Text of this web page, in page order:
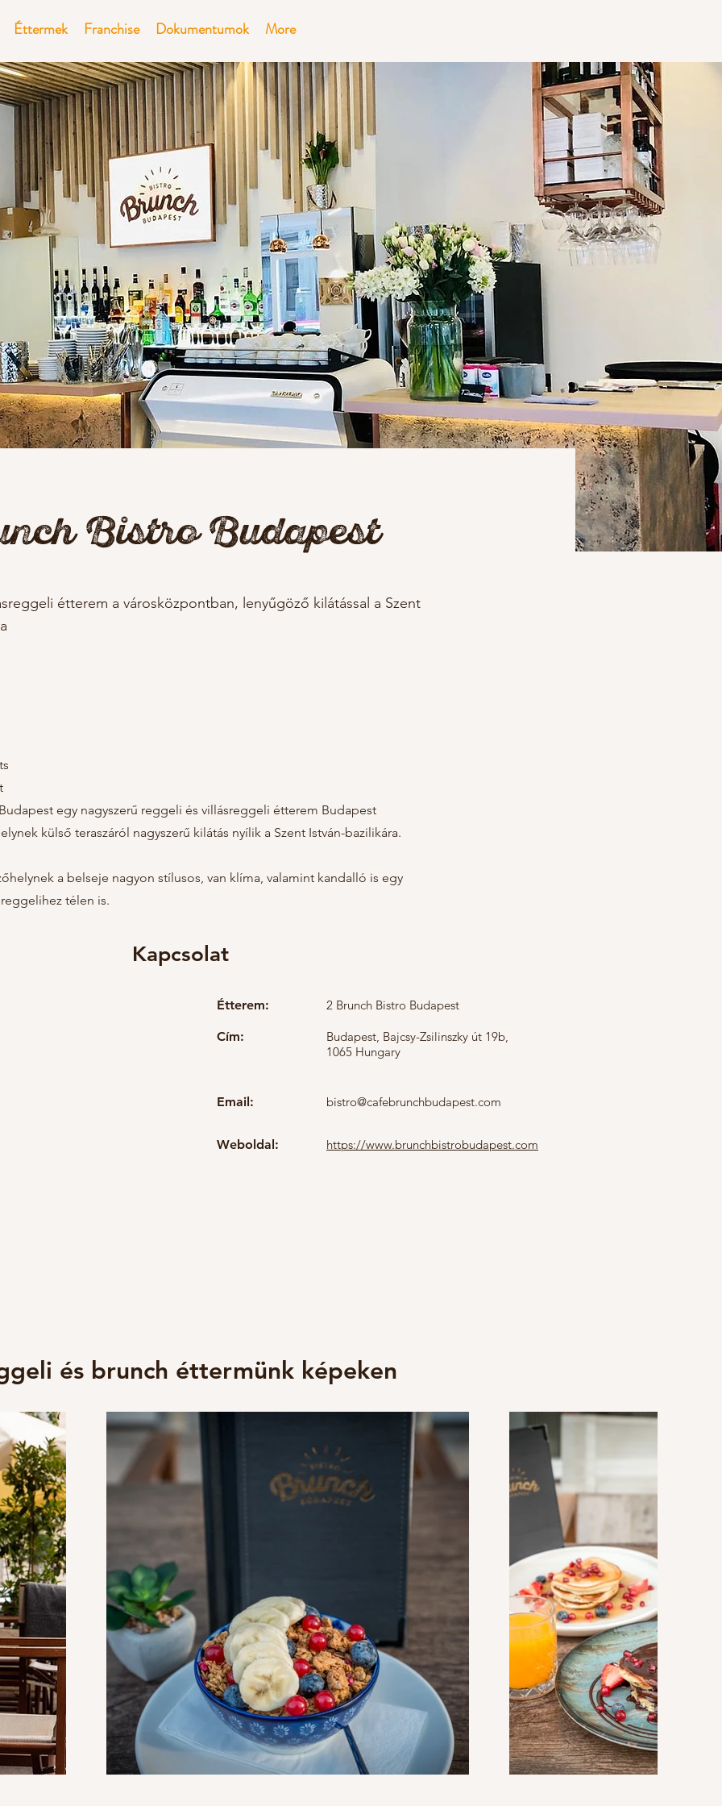
Éttermek Franchise Dokumentumok More
Bistro Budapest
étterem a városközpontban, lenyűgöző kilátással a Szent
egy nagyszerű reggeli és villásreggeli étterem Budapest
külső teraszáról nagyszerű kilátás nyílik a Szent István-bazilikára.
a belseje nagyon stílusos, van klíma, valamint kandalló is egy
télen is.
Kapcsolat
Étterem: 2 Brunch Bistro Budapest
Cím:
Budapest, Bajcsy-Zsilinszky út 19b,
1065 Hungary
Email: bistro@cafebrunchbudapest.com
Weboldal: https://www.brunchbistrobudapest.com
és brunch éttermünk képeken